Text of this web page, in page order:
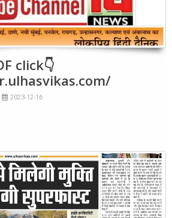
click👇
2023-12-16